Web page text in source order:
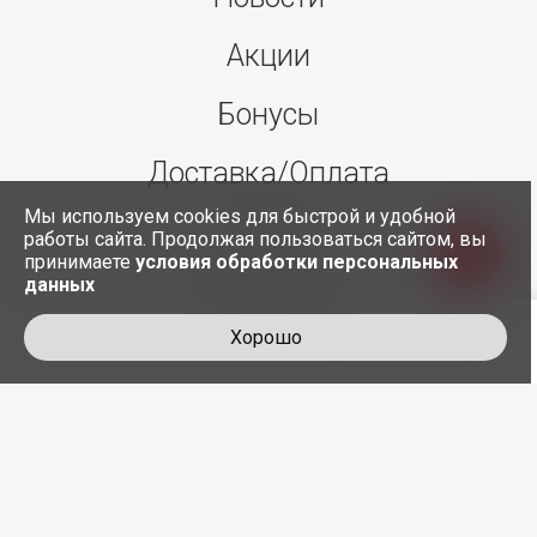
Акции
Бонусы
Доставка/Оплата
О нас
Мы используем cookies для быстрой и удобной
работы сайта. Продолжая пользоваться сайтом, вы
принимаете условия обработки персональных
данных
Хорошо